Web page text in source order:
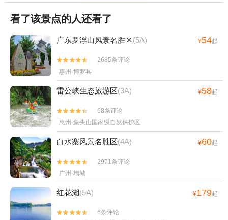
看了该景点的人还看了
广东罗浮山风景名胜区(5A) ¥54起


2685条评论
惠州·博罗县
雷公峡生态旅游区(3A) ¥58起


68条评论
惠州·象头山国家级自然保护区
白水寨风景名胜区(4A) ¥60起


2971条评论
广州·增城
红花湖(5A) ¥179起


6条评论